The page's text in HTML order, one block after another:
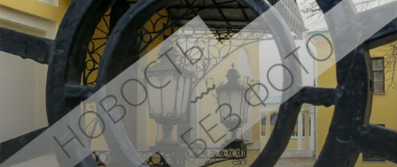
Авто и транспорт
Благоустройство
Криминал
Культура
Недвижимость и ЖКХ
Образование